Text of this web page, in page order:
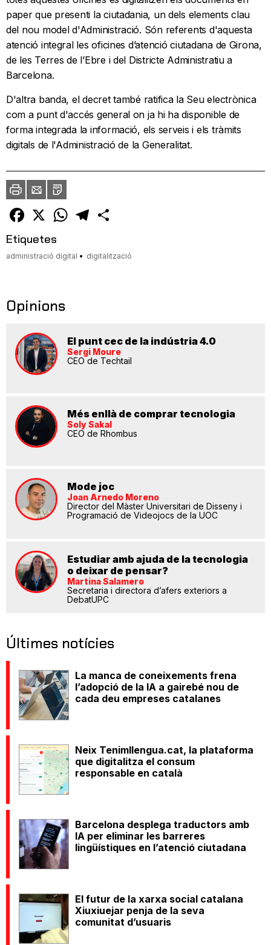
paper que presenti la ciutadania, un dels elements clau
del nou model d'Administració. Són referents d'aquesta
atenció integral les oficines d’atenció ciutadana de Girona,
de les Terres de l’Ebre i del Districte Administratiu a
Barcelona.
D'altra banda, el decret també ratifica la Seu electrònica
com a punt d'accés general on ja hi ha disponible de
forma integrada la informació, els serveis i els tràmits
digitals de l'Administració de la Generalitat.
ImprimirEnvia
un
amic
PDF
Facebook
X WhatsAppTelegram
Etiquetes
administració digital digitalització
Opinions
El punt cec de la indústria 4.0
Sergi Moure
CEO de Techtail
Més enllà de comprar tecnologia
Soly Sakal
CEO de Rhombus
Mode joc
Joan Arnedo Moreno
Director del Màster Universitari de Disseny i
Programació de Videojocs de la UOC
Estudiar amb ajuda de la tecnologia
o deixar de pensar?
Martina Salamero
Secretaria i directora d’afers exteriors a
DebatUPC
Últimes notícies
La manca de coneixements frena
l’adopció de la IA a gairebé nou de
cada deu empreses catalanes
Neix Tenimllengua.cat, la plataforma
que digitalitza el consum
responsable en català
Barcelona desplega traductors amb
IA per eliminar les barreres
lingüístiques en l’atenció ciutadana
El futur de la xarxa social catalana
Xiuxiuejar penja de la seva
comunitat d’usuaris